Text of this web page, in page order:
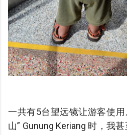
一共有5台望远镜让游客使
山” Gunung Keriang 时，我